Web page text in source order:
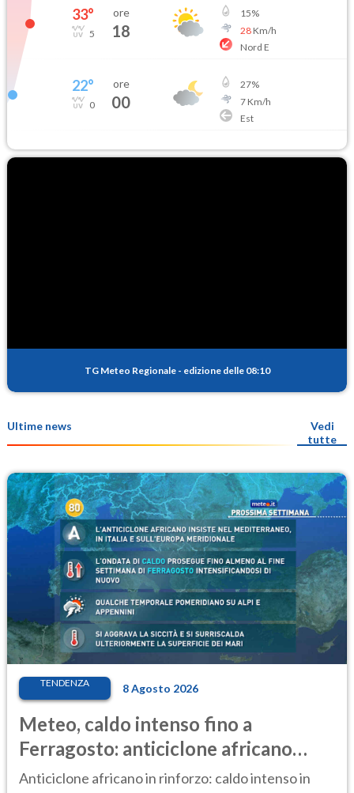
33°
5
ore
18
15%
28Km/h
Nord E
22°
0
ore
00
27%
7Km/h
Est
TG Meteo Regionale - edizione delle 08:10
Ultime news
Vedi
tutte
TENDENZA 8 Agosto 2026
Meteo, caldo intenso fino a
Ferragosto: anticiclone africano
ancora protagonista
Anticiclone africano in rinforzo: caldo intenso in